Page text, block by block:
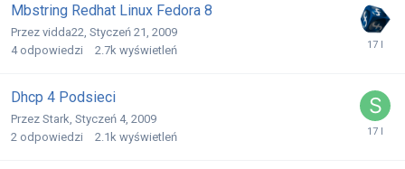
Mbstring Redhat Linux Fedora 8
Przez vidda22 Styczeń 21, 2009
4 odpowiedzi 2.7k wyświetleń
Dhcp 4 Podsieci
Przez Stark Styczeń 4, 2009
2 odpowiedzi 2.1k wyświetleń